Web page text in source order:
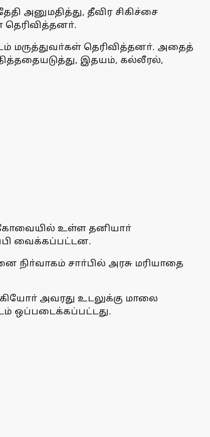
அனுமதித்து, தீவிர சிகிச்சை
மருத்துவா்கள் தெரிவித்தனா். அதைத்
இதயம், கல்லீரல்,
கோவையில் உள்ள தனியாா்
வைக்கப்பட்டன.
நிா்வாகம் சாா்பில் அரசு மரியாதை
அவரது உடலுக்கு மாலை
ஒப்படைக்கப்பட்டது.